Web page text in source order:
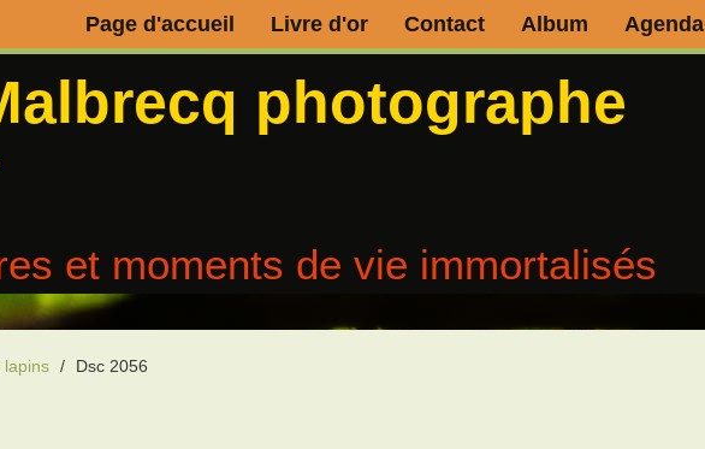
Page d'accueil Livre d'or Contact Album Agenda
photographe
et moments de vie immortalisés
lapins / Dsc 2056